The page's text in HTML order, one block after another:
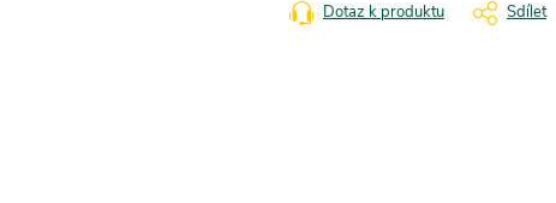
Dotaz k produktu Sdílet